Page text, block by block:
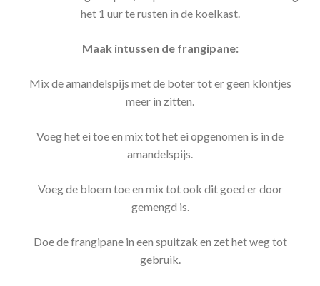
het 1 uur te rusten in de koelkast.
Maak intussen de frangipane:
Mix de amandelspijs met de boter tot er geen klontjes
meer in zitten.
Voeg het ei toe en mix tot het ei opgenomen is in de
amandelspijs.
Voeg de bloem toe en mix tot ook dit goed er door
gemengd is.
Doe de frangipane in een spuitzak en zet het weg tot
gebruik.